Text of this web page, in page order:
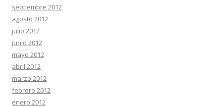
septiembre 2012
agosto 2012
julio 2012
junio 2012
mayo 2012
abril 2012
marzo 2012
febrero 2012
enero 2012